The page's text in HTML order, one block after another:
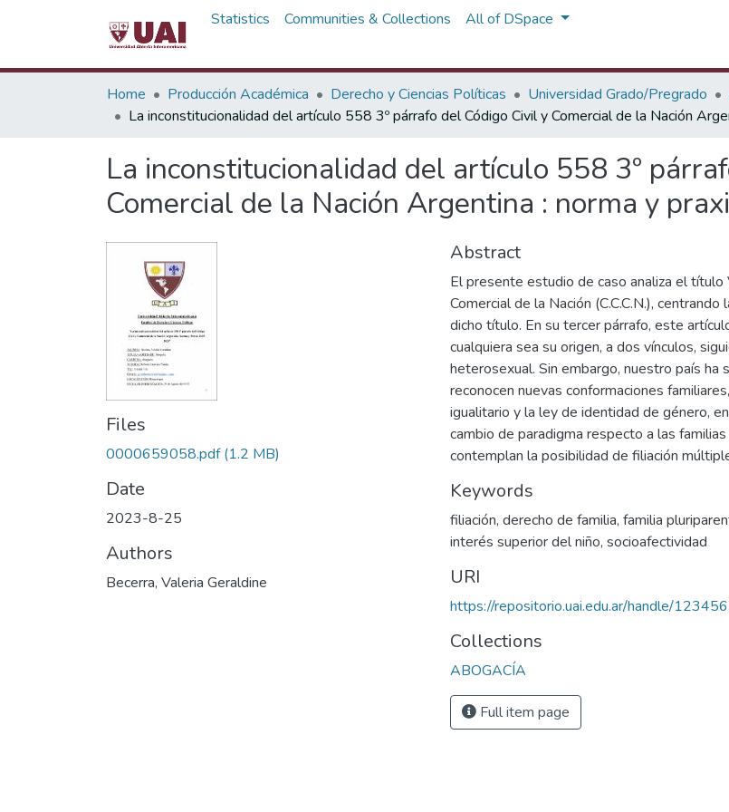
Statistics Communities & Collections All of DSpace
Home Producción Académica Derecho y Ciencias Políticas Universidad Grado/Pregrado
La inconstitucionalidad del artículo 558 3º párrafo del Código Civil y Comercial de la Nación
La inconstitucionalidad del artículo 558 3º
Comercial de la Nación Argentina : norma y
Files
0000659058.pdf (1.2 MB)
Date
2023-8-25
Authors
Becerra, Valeria Geraldine
Abstract
El presente estudio de caso analiza el título
Comercial de la Nación (C.C.C.N.),
dicho título. En su tercer párrafo, este
cualquiera sea su origen, a dos vínculos,
heterosexual. Sin embargo, nuestro país ha
reconocen nuevas conformaciones
igualitario y la ley de identidad de género,
cambio de paradigma respecto a las
contemplan la posibilidad de filiación
Keywords
filiación, derecho de familia, familia
interés superior del niño, socioafectividad
URI
https://repositorio.uai.edu.ar/handle/
Collections
ABOGACÍA
Full item page